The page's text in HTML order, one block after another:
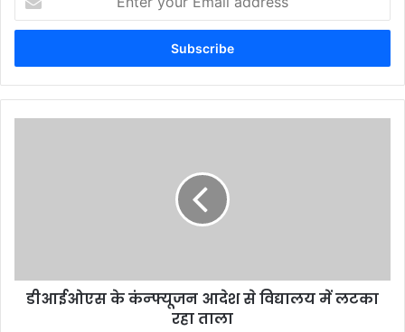
your
Email
डीआईओएस के कंन्फ्यूजन आदेश से विद्यालय में लटका
रहा ताला